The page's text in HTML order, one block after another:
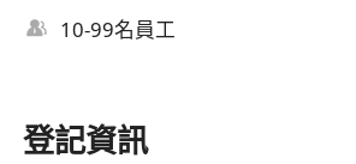
10-99名員工
登記資訊